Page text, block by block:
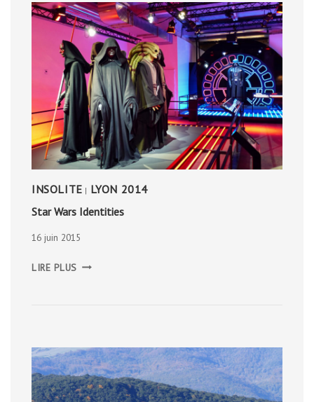
INSOLITE | LYON 2014
Star Wars Identities
16 juin 2015
LIRE PLUS WARS